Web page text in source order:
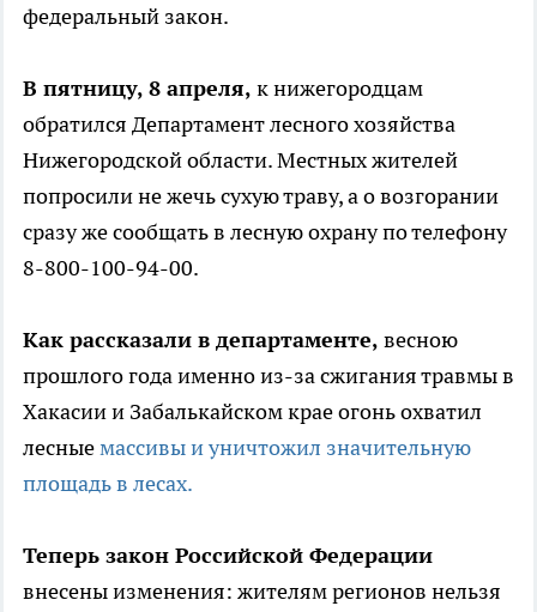
федеральный закон.
В пятницу, 8 апреля, к нижегородцам
обратился Департамент лесного хозяйства
Нижегородской области. Местных жителей
попросили не жечь сухую траву, а о возгорании
сразу же сообщать в лесную охрану по телефону
8-800-100-94-00.
Как рассказали в департаменте, весною
прошлого года именно из-за сжигания травмы в
Хакасии и Забалькайском крае огонь охватил
лесныемассивы и уничтожил значительную
площадь в лесах.
Теперь закон Российской Федерации
внесены изменения: жителям регионов нельзя